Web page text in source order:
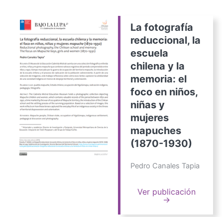
La fotografía
reduccional, la
escuela
chilena y la
memoria: el
foco en niños,
niñas y
mujeres
mapuches
(1870-1930)
Pedro Canales Tapia
Ver publicación
→